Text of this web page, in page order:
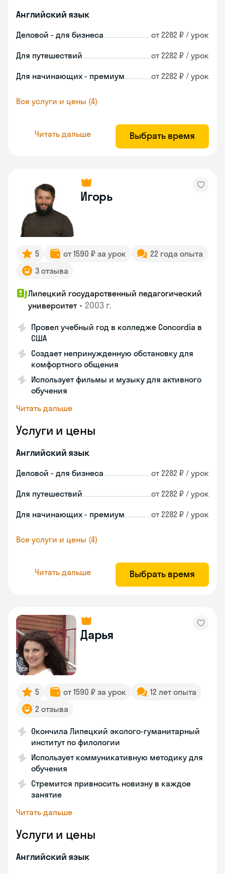
Английский язык
Деловой - для бизнеса от 2282 ₽ / урок
Для путешествий от 2282 ₽ / урок
Для начинающих - премиум от 2282 ₽ / урок
Все услуги и цены (4)
Читать дальше Выбрать время
Игорь
5 от 1590 ₽ за урок
22 года опыта
3 отзыва
Липецкий государственный педагогический
университет • 2003 г.
Провел учебный год в колледже Concordia в
США
Создает непринужденную обстановку для
комфортного общения
Использует фильмы и музыку для активного
обучения
Читать дальше
Услуги и цены
Английский язык
Деловой - для бизнеса от 2282 ₽ / урок
Для путешествий от 2282 ₽ / урок
Для начинающих - премиум от 2282 ₽ / урок
Все услуги и цены (4)
Читать дальше Выбрать время
Дарья
5 от 1590 ₽ за урок
12 лет опыта
2 отзыва
Окончила Липецкий эколого-гуманитарный
институт по филологии
Использует коммуникативную методику для
обучения
Стремится привносить новизну в каждое
занятие
Читать дальше
Услуги и цены
Английский язык